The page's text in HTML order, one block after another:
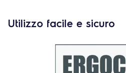
Utilizzo facile e sicuro